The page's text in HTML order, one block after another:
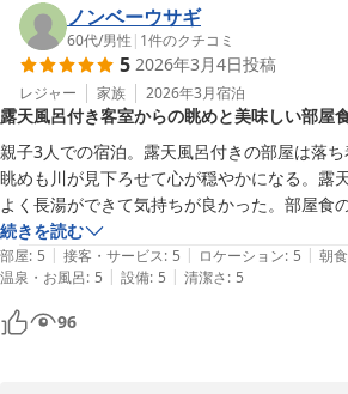
一方で、お布団を片付ける際のタブレット
らでも確認の上、注意していきます。
貴重なご意見をお寄せいただきありがとうご
またのご来館を心よりお待ちしております。
犬鳴山温泉 不動口館
2026-02-23
ノンベーウサギ
60代/男性 | 1件のクチコミ
5 2026年3月4日投稿
レジャー 家族 2026年3月宿泊
露天風呂付き客室からの眺めと美味しい部屋
親子3人での宿泊。露天風呂付きの部屋は落
眺めも川が見下ろせて心が穏やかになる。露
よく長湯ができて気持ちが良かった。部屋食
も満足度が高い。また、リピートしたいと思
いない。
続きを読む
部屋: 5 | 接客・サービス: 5 | ロケーション: 5 | 朝食
温泉・お風呂: 5 | 設備: 5 | 清潔さ: 5
96